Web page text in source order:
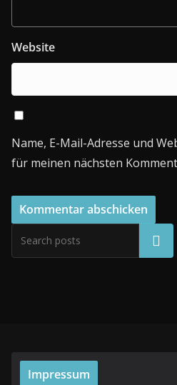
Website
Name, E-Mail-Adresse und
für meinen nächsten
Suchen
Impressum